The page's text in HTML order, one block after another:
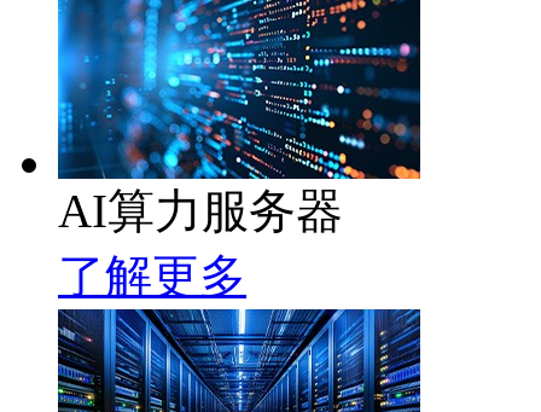
AI算力服务器
了解更多